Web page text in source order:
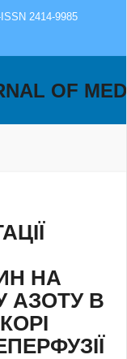
2414-9985
OF
НА
АЗОТУ В